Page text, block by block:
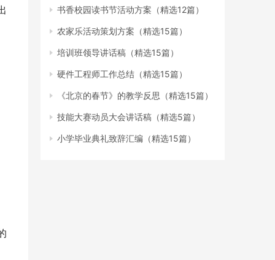
书香校园读书节活动方案（精选12篇）
农家乐活动策划方案（精选15篇）
培训班领导讲话稿（精选15篇）
硬件工程师工作总结（精选15篇）
《北京的春节》的教学反思（精选15篇）
技能大赛动员大会讲话稿（精选5篇）
小学毕业典礼致辞汇编（精选15篇）